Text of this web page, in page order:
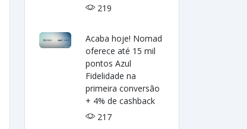
219
Acaba hoje! Nomad
oferece até 15 mil
pontos Azul
Fidelidade na
primeira conversão
+ 4% de cashback
217